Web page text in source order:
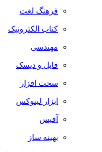
فرهنگ لغت
کتاب الکترونیک
مهندسی
فایل و دیسک
سخت افزار
ابزار لینوکس
آفیس
بهینه ساز